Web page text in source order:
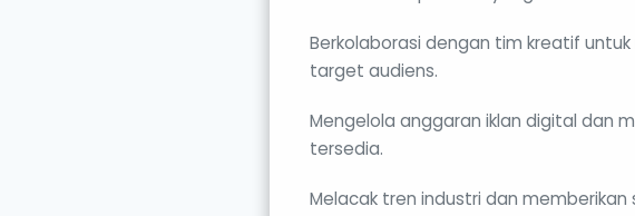
Berkolaborasi dengan tim kreatif
target audiens.
Mengelola anggaran iklan digital dan
tersedia.
Melacak tren industri dan